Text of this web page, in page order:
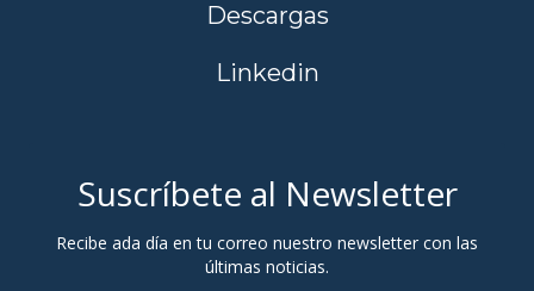
Descargas
Linkedin
Suscríbete al Newsletter
Recibe ada día en tu correo nuestro newsletter con las
últimas noticias.